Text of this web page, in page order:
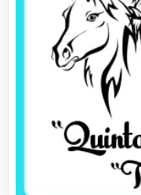
Artículos
Asesores
Asesoría